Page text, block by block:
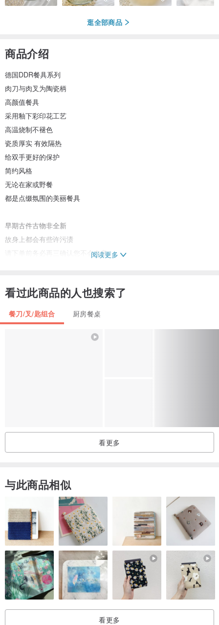
逛全部商品
商品介绍
德国DDR餐具系列
肉刀与肉叉为陶瓷柄
高颜值餐具
采用釉下彩印花工艺
高温烧制不褪色
瓷质厚实 有效隔热
给双手更好的保护
简约风格
无论在家或野餐
都是点缀氛围的美丽餐具
早期古件古物非全新
故身上都会有些许污渍
请下单前务必再三确认您不会在意
------------------------------
尺寸/ 全长约24cm
古董 / 古物 / 古件都有着
并且追求完美的买家
希望您也跟我们一样
喜欢并欣赏着
属于它们的记忆
与美丽的痕迹
电脑/手机/平板
显色不尽相同
阅读更多
看过此商品的人也搜索了
餐刀/叉/匙组合 厨房餐桌
看更多
与此商品相似
看更多